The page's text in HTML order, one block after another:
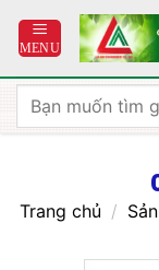
qua
dung
Tìm
kiếm:
Trang chủ /